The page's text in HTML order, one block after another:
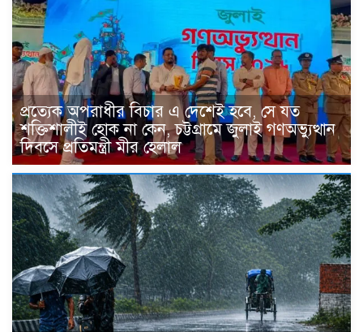
প্রত্যেক অপরাধীর বিচার এ দেশেই হবে, সে যত
শক্তিশালীই হোক না কেন, চট্টগ্রামে জুলাই গণঅভ্যুত্থান
দিবসে প্রতিমন্ত্রী মীর হেলাল